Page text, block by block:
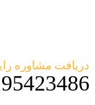
دریافت مشاوره